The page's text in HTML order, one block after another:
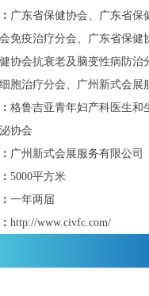
广东省保健协会、广东省保
免疫治疗分会、广东省保健
协会抗衰老及脑变性病防治
胞治疗分会、广州新式会展
格鲁吉亚青年妇产科医生和
协会
广州新式会展服务有限公司
5000平方米
一年两届
http://www.civfc.com/